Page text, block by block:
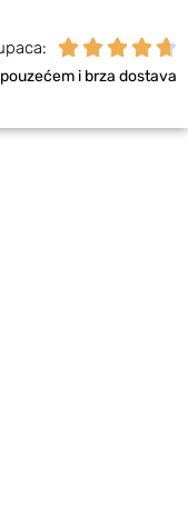

i brza dostava